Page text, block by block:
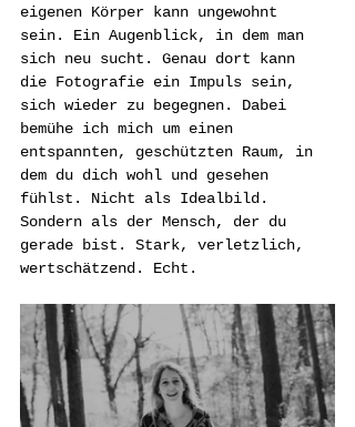
eigenen Körper kann ungewohnt
sein. Ein Augenblick, in dem man
sich neu sucht. Genau dort kann
die Fotografie ein Impuls sein,
sich wieder zu begegnen. Dabei
bemühe ich mich um einen
entspannten, geschützten Raum, in
dem du dich wohl und gesehen
fühlst. Nicht als Idealbild.
Sondern als der Mensch, der du
gerade bist. Stark, verletzlich,
wertschätzend. Echt.